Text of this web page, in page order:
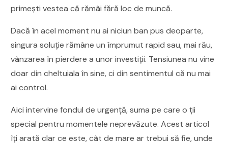
primești vestea că rămâi fără loc de muncă.
Dacă în acel moment nu ai niciun ban pus deoparte,
singura soluție rămâne un împrumut rapid sau, mai rău,
vânzarea în pierdere a unor investiții. Tensiunea nu vine
doar din cheltuiala în sine, ci din sentimentul că nu mai
ai control.
Aici intervine fondul de urgență, suma pe care o ții
special pentru momentele neprevăzute. Acest articol
îți arată clar ce este, cât de mare ar trebui să fie, unde